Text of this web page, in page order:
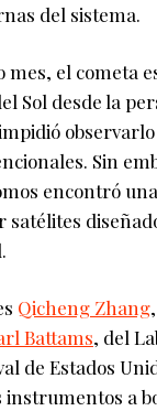
del sistema.
el cometa
Sol desde la
observarlo
Sin
encontró
satélites
Qicheng Zhang
Battams, del
de Estados
instrumentos a